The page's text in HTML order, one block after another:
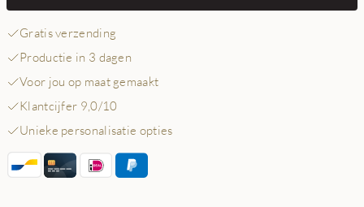
Gratis verzending
Productie in 3 dagen
Voor jou op maat gemaakt
Klantcijfer 9,0/10
Unieke personalisatie opties